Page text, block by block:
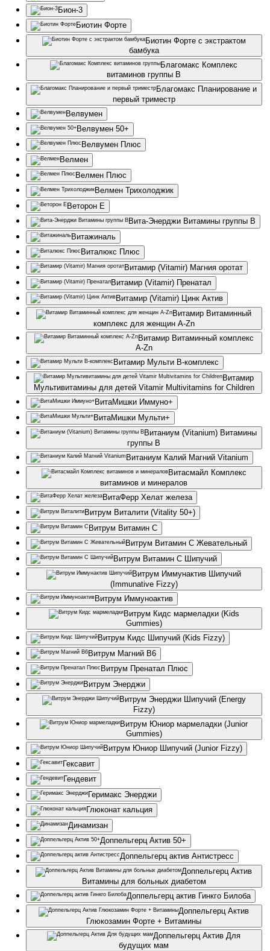
Бион-3
Биотин Форте
Биотин Форте с экстрактом
бамбука
Благомакс Комплекс
витаминов группы B
Благомакс Планирование и
первый триместр
Велвумен
Велвумен 50+
Велвумен Плюс
Велмен
Велмен Плюс
Велмен Трихолоджик
Веторон Е
Вита-Энерджи Витамины группы В
Витажиналь
Виталюкс Плюс
Витамир (Vitamir) Магния оротат
Витамир (Vitamir) Пренатал
Витамир (Vitamir) Цинк Актив
Витамир Витаминный
комплекс для женщин A-Zn
Витамир Витаминный комплекс
A-Zn
Витамир Мульти В-комплекс
Витамир
Мультивитамины для детей Vitamir Multivitamins for Children
ВитаМишки Иммуно+
ВитаМишки Мульти+
Витаниум (Vitanium) Витамины
группы B
Витаниум Калий Магний Vitanium
Витасмайл Комплекс
витаминов и минералов
ВитаФерр Хелат железа
Витрум Виталити (Vitality 50+)
Витрум Витамин С
Витрум Витамин С Жевательный
Витрум Витамин С Шипучий
Витрум Иммунактив Шипучий
(Immunative Fizzy)
Витрум Иммуноактив
Витрум Кидс мармеладки (Kids
Gummies)
Витрум Кидс Шипучий (Kids Fizzy)
Витрум Магний В6
Витрум Пренатал Плюс
Витрум Энерджи
Витрум Энерджи Шипучий (Energy
Fizzy)
Витрум Юниор мармеладки (Junior
Gummies)
Витрум Юниор Шипучий (Junior Fizzy)
Гексавит
Гендевит
Геримакс Энерджи
Глюконат кальция
Динамизан
Доппельгерц Актив 50+
Доппельгерц актив Антистресс
Доппельгерц Актив
Витамины для больных диабетом
Доппельгерц актив Гинкго Билоба
Доппельгерц Актив
Глюкозамин Форте + Витамины
Доппельгерц Актив Для
будущих мам